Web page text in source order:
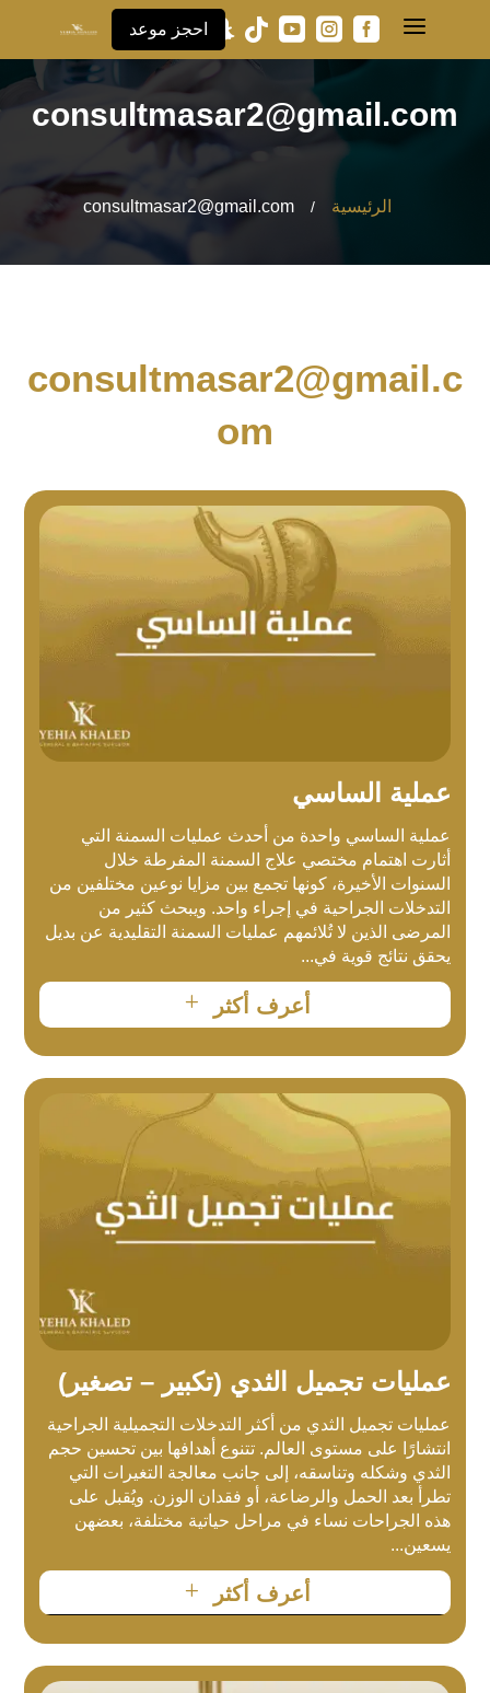
a




 احجز موعد
consultmasar2@gmail.com
الرئيسية /
consultmasar2@gmail.com
consultmasar2@gmail.c
om
عملية الساسي
عملية الساسي واحدة من أحدث عمليات السمنة التي
أثارت اهتمام مختصي علاج السمنة المفرطة خلال
السنوات الأخيرة، كونها تجمع بين مزايا نوعين مختلفين من
التدخلات الجراحية في إجراء واحد. ويبحث كثير من
المرضى الذين لا تُلائمهم عمليات السمنة التقليدية عن بديل
يحقق نتائج قوية في...
أعرف أكثر L
عمليات تجميل الثدي (تكبير – تصغير)
عمليات تجميل الثدي من أكثر التدخلات التجميلية الجراحية
انتشارًا على مستوى العالم. تتنوع أهدافها بين تحسين حجم
الثدي وشكله وتناسقه، إلى جانب معالجة التغيرات التي
تطرأ بعد الحمل والرضاعة، أو فقدان الوزن. ويُقبل على
هذه الجراحات نساء في مراحل حياتية مختلفة، بعضهن
يسعين...
أعرف أكثر L